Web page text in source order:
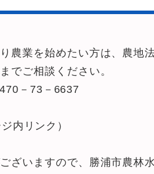
農業を始めたい方は、農地
でご相談ください。
－73－6637
ジ内リンク）
ざいますので、勝浦市農林